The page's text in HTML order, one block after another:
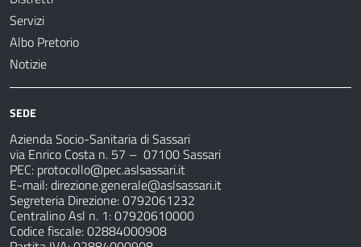
Servizi
Albo Pretorio
Notizie
SEDE
Azienda Socio-Sanitaria di Sassari
via Enrico Costa n. 57 – 07100 Sassari
PEC: protocollo@pec.aslsassari.it
E-mail:direzione.generale@aslsassari.it
Segreteria Direzione: 0792061232
Centralino Asl n. 1: 07920610000
Codice fiscale: 02884000908